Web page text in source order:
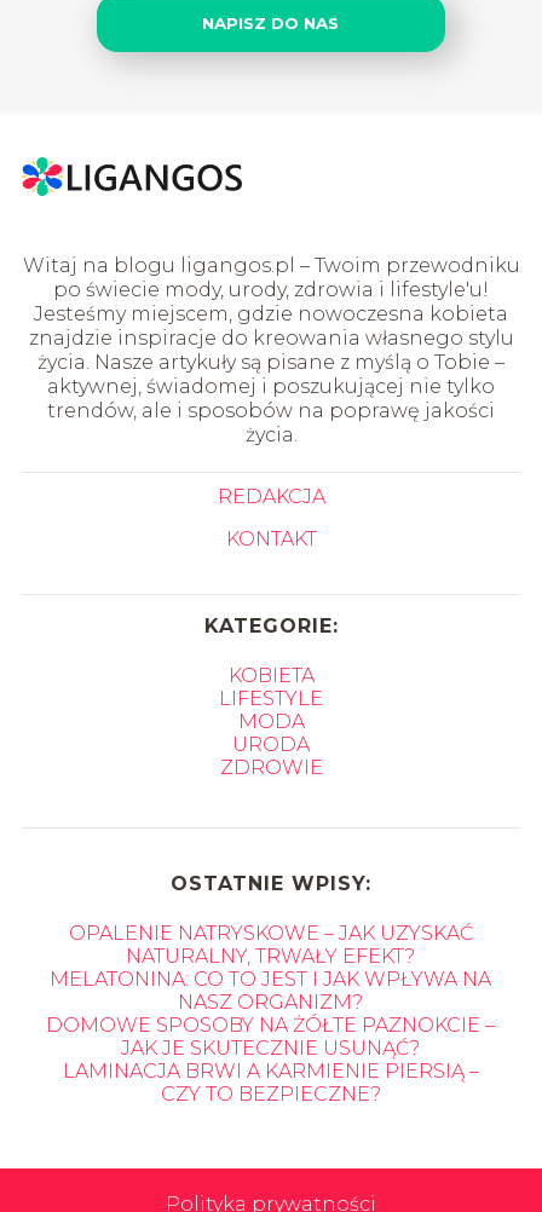
NAPISZ DO NAS
Witaj na blogu ligangos.pl – Twoim przewodniku
po świecie mody, urody, zdrowia i lifestyle'u!
Jesteśmy miejscem, gdzie nowoczesna kobieta
znajdzie inspiracje do kreowania własnego stylu
życia. Nasze artykuły są pisane z myślą o Tobie –
aktywnej, świadomej i poszukującej nie tylko
trendów, ale i sposobów na poprawę jakości
życia.
REDAKCJA
KONTAKT
KATEGORIE:
KOBIETA
LIFESTYLE
MODA
URODA
ZDROWIE
OSTATNIE WPISY:
OPALENIE NATRYSKOWE – JAK UZYSKAĆ
NATURALNY, TRWAŁY EFEKT?
MELATONINA: CO TO JEST I JAK WPŁYWA NA
NASZ ORGANIZM?
DOMOWE SPOSOBY NA ŻÓŁTE PAZNOKCIE –
JAK JE SKUTECZNIE USUNĄĆ?
LAMINACJA BRWI A KARMIENIE PIERSIĄ –
CZY TO BEZPIECZNE?
Polityka prywatności